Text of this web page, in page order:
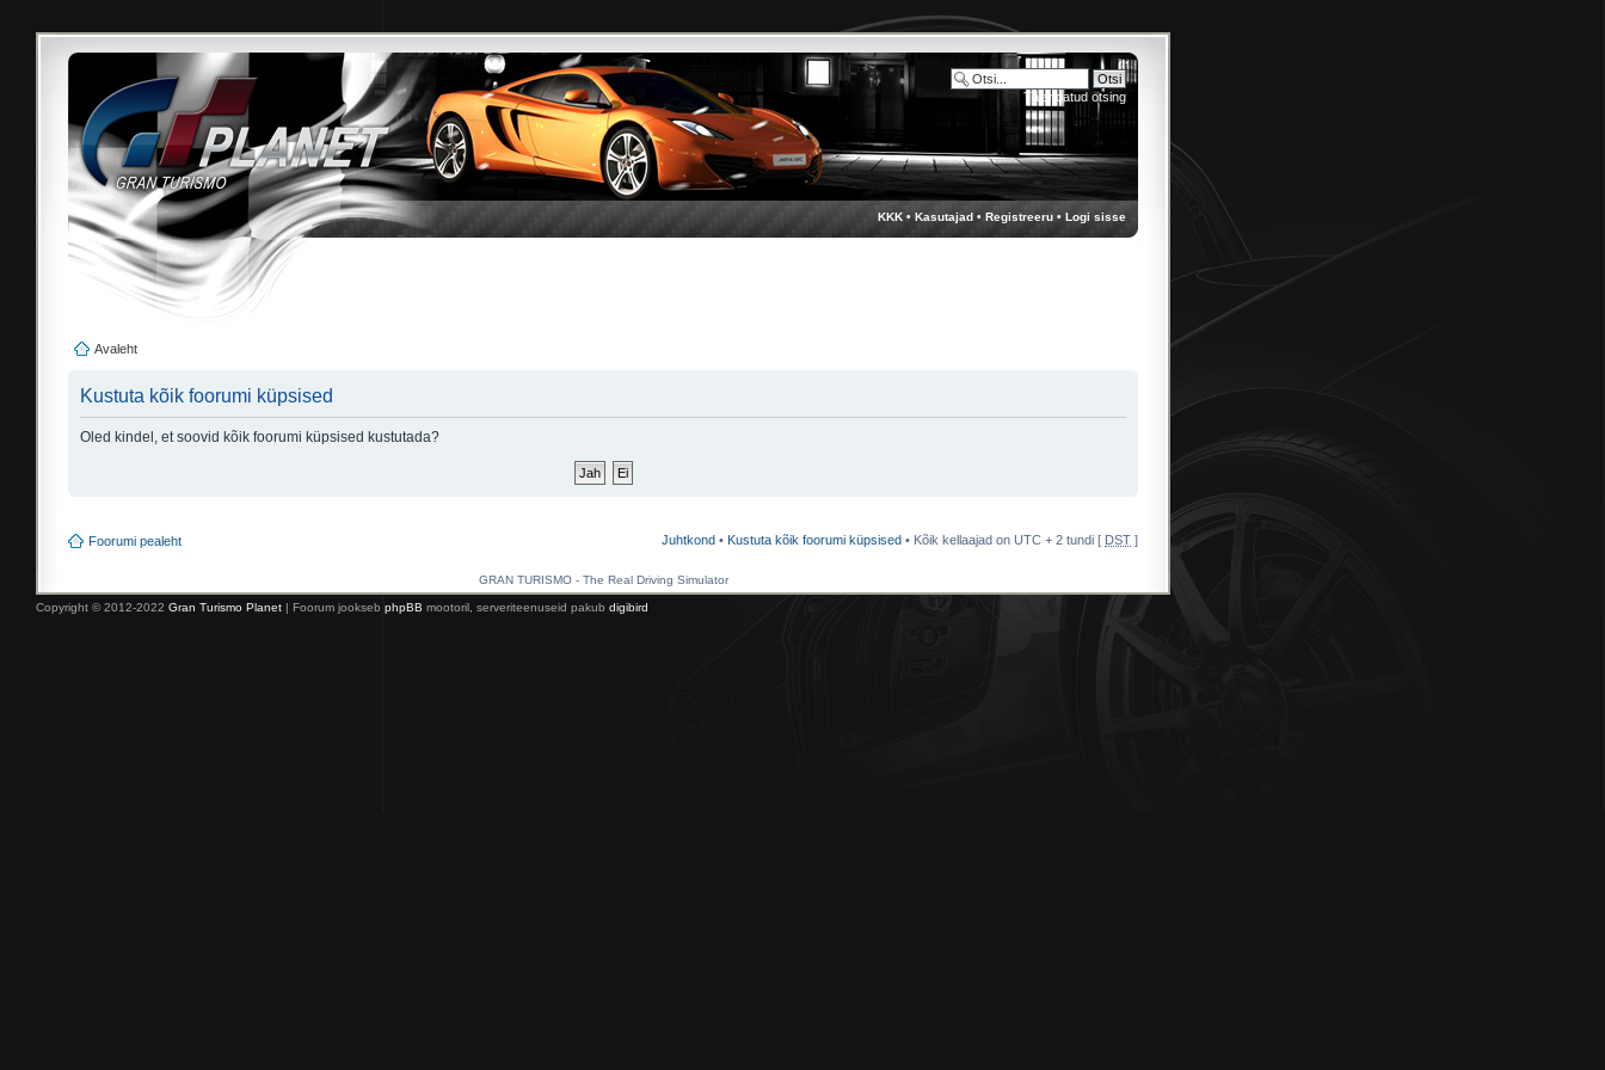
KKK • Kasutajad • Registreeru • Logi sisse
Avaleht
Täiendatud otsing
Kustuta kõik foorumi küpsised
Oled kindel, et soovid kõik foorumi küpsised kustutada?
Foorumi pealeht Juhtkond • Kustuta kõik foorumi küpsised • Kõik kellaajad on UTC + 2 tundi [ DST ]
GRAN TURISMO - The Real Driving Simulator
Copyright © 2012-2022 Gran Turismo Planet | Foorum jookseb phpBB mootoril, serveriteenuseid pakub digibird